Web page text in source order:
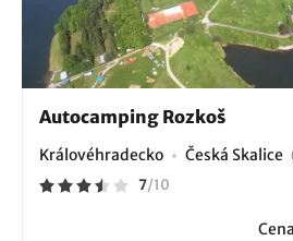
Autocamping Rozkoš
Královéhradecko Česká Skalice
7/10